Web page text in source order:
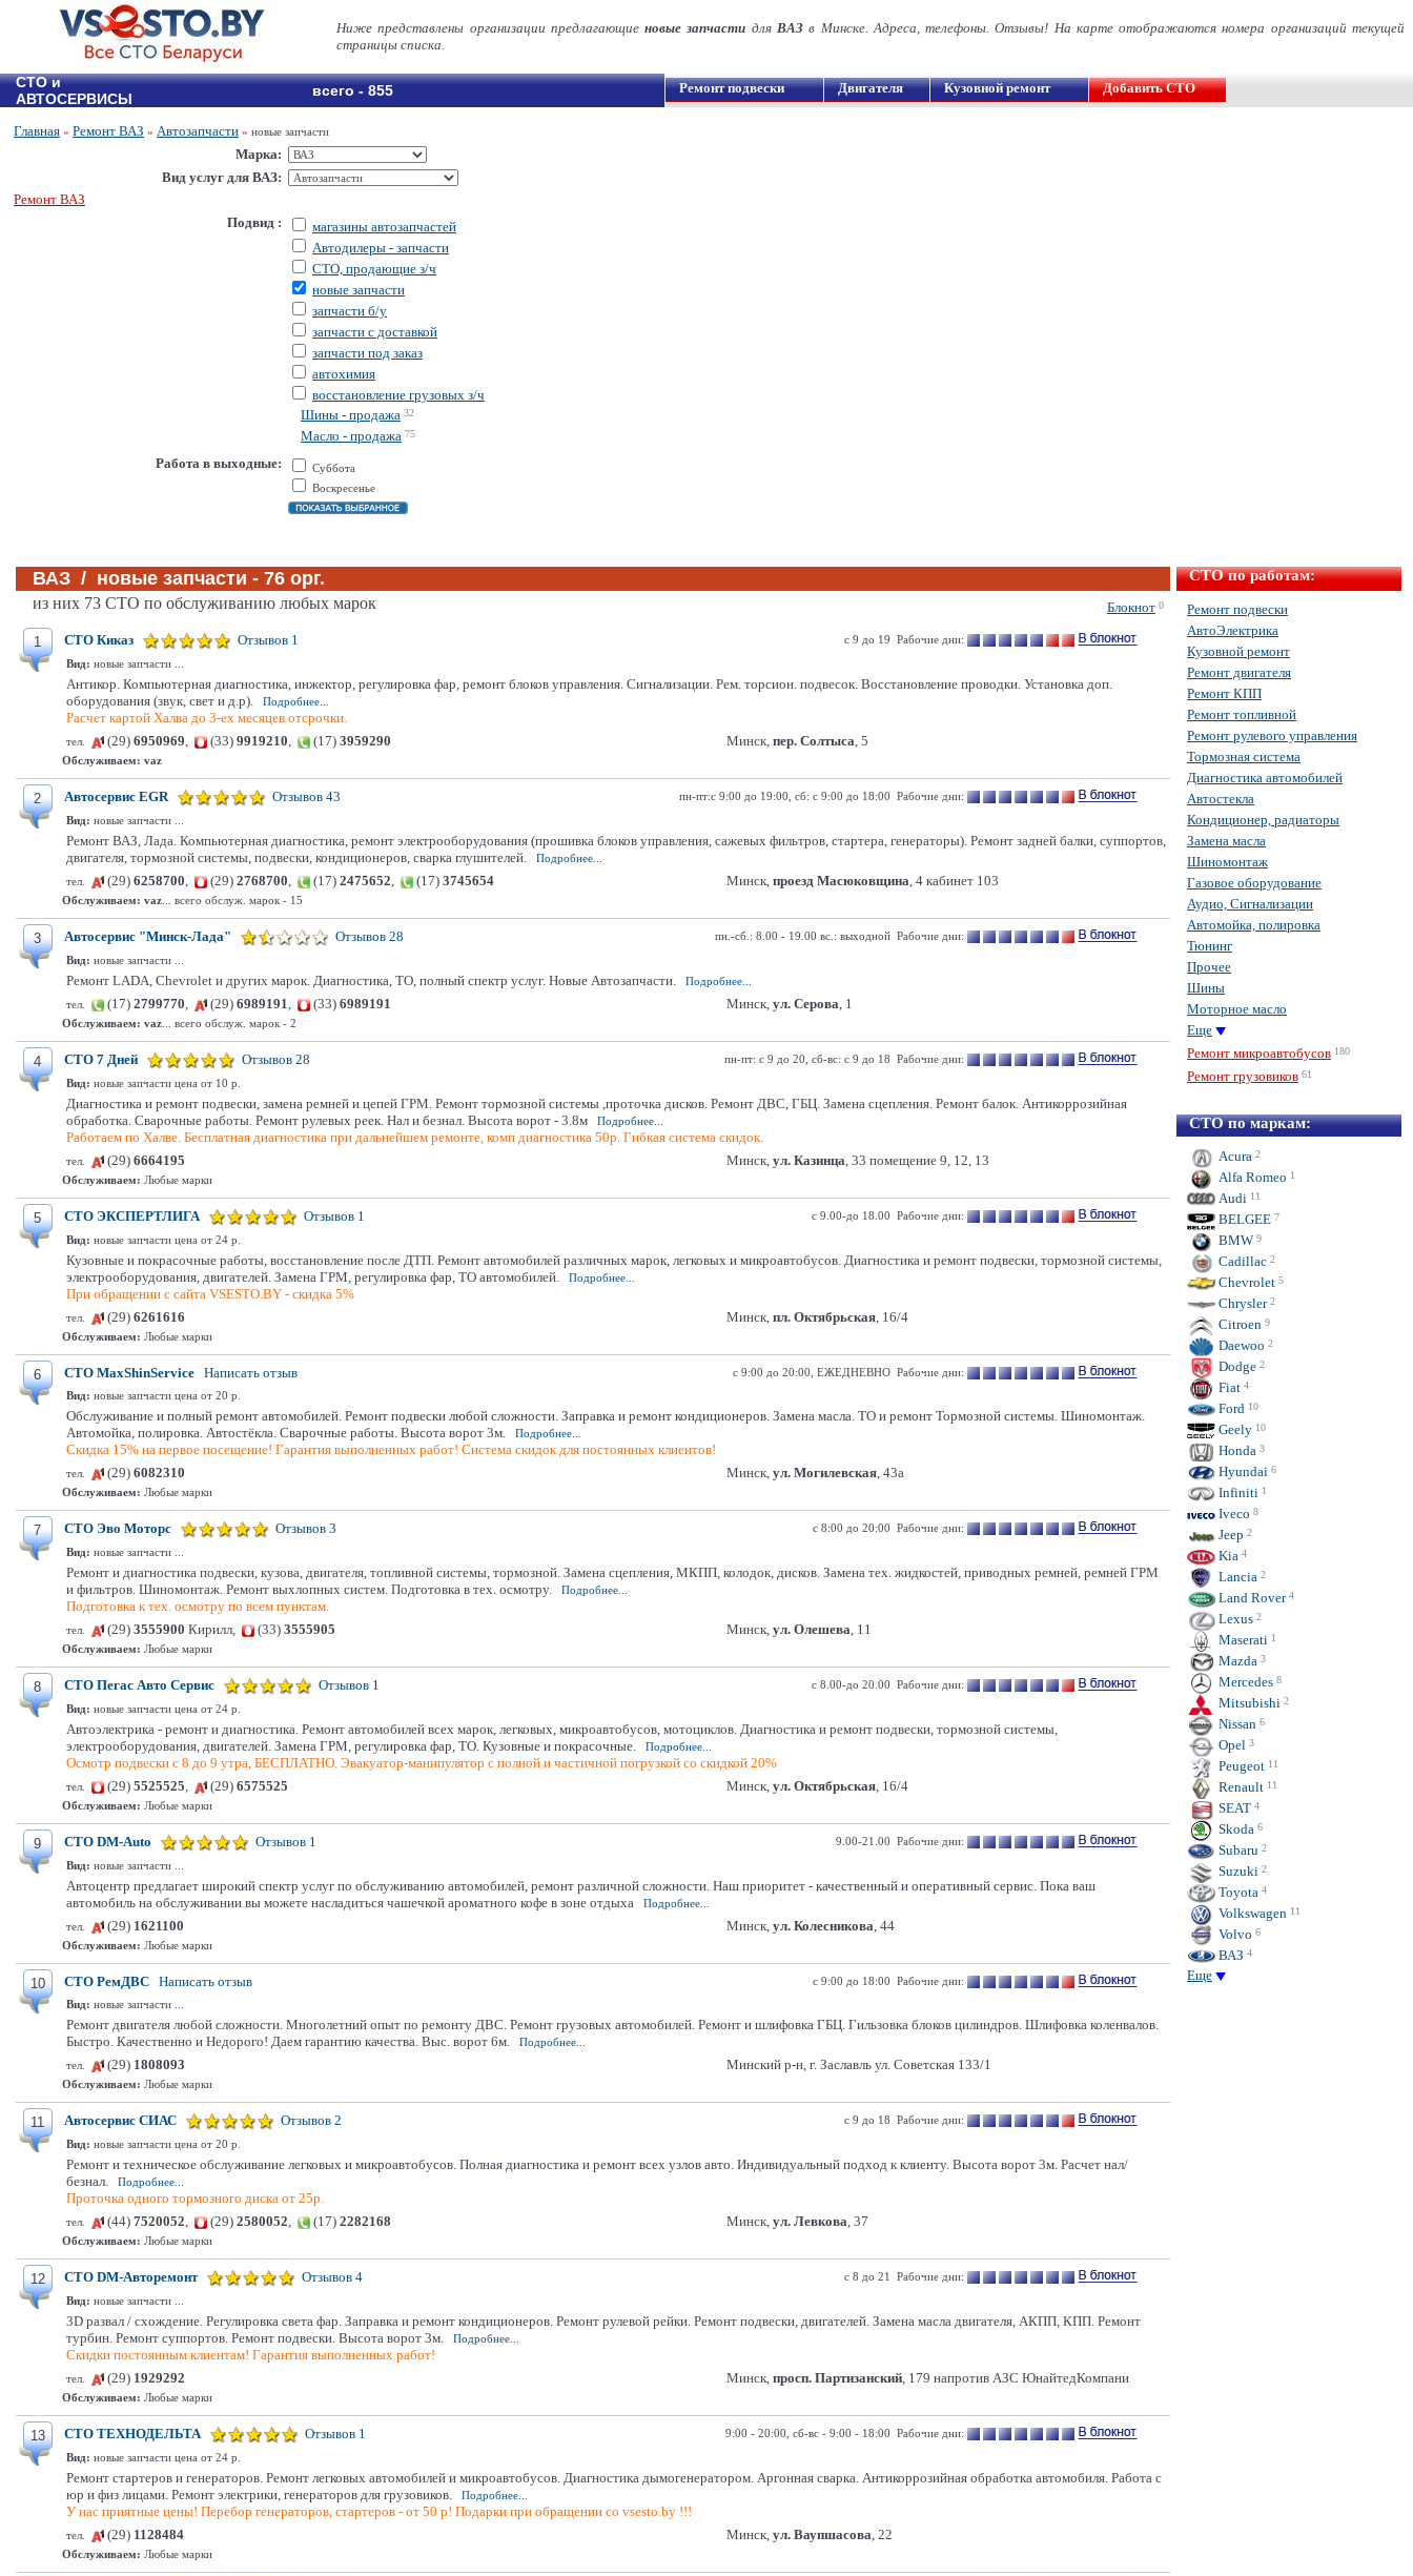
Ниже представлены организации предлагающиеновые запчасти для ВАЗв Минске. Адреса, телефоны. Отзывы! На карте отображаются номера организаций текущей
страницы списка.
СТО и
АВТОСЕРВИСЫ
всего - 855 Ремонт подвески Двигателя Кузовной ремонт Добавить СТО
Главная » Ремонт ВАЗ » Автозапчасти » новые запчасти
Марка:
Вид услуг для ВАЗ:
Ремонт ВАЗ
Подвид :
магазины автозапчастей
Автодилеры - запчасти
СТО, продающие з/ч
новые запчасти
запчасти б/у
запчасти с доставкой
запчасти под заказ
автохимия
восстановление грузовых з/ч
Шины - продажа 32
Масло - продажа 75
Работа в выходные:
Суббота
Воскресенье
ВАЗ / новые запчасти - 76 орг.
Блокнот 0
из них 73 СТО по обслуживанию любых марок
1 СТО Киказ Отзывов 1
с 9 до 19 Рабочие дни:
Вид: новые запчасти ...
Антикор. Компьютерная диагностика, инжектор, регулировка фар, ремонт блоков управления. Сигнализации. Рем. торсион. подвесок. Восстановление проводки. Установка доп.
оборудования (звук, свет и д.р).
Подробнее...
Расчет картой Халва до 3-ех месяцев отсрочки.
тел. (29) 6950969, (33) 9919210, (17) 3959290 Минск, пер. Солтыса, 5
Обслуживаем: vaz
2 Автосервис EGR Отзывов 43
пн-пт:c 9:00 до 19:00, сб: с 9:00 до 18:00 Рабочие дни:
Вид: новые запчасти ...
Ремонт ВАЗ, Лада. Компьютерная диагностика, ремонт электрооборудования (прошивка блоков управления, сажевых фильтров, стартера, генераторы). Ремонт задней балки, суппортов,
двигателя, тормозной системы, подвески, кондиционеров, сварка глушителей.
Подробнее...
тел.
(29) 6258700, (29) 2768700, (17) 2475652, (17) 3745654 Минск, проезд Масюковщина, 4 кабинет 103
Обслуживаем: vaz ... всего обслуж. марок - 15
3 Автосервис "Минск-Лада" Отзывов 28
пн.-сб.: 8.00 - 19.00 вс.: выходной Рабочие дни:
Вид: новые запчасти ...
Ремонт LADA, Chevrolet и других марок. Диагностика, ТО, полный спектр услуг. Новые Автозапчасти.
Подробнее...
тел.
(17) 2799770, (29) 6989191, (33) 6989191 Минск, ул. Серова, 1
Обслуживаем: vaz ... всего обслуж. марок - 2
4 СТО 7 Дней Отзывов 28
пн-пт: с 9 до 20, сб-вс: с 9 до 18 Рабочие дни:
Вид: новые запчасти цена от 10 р.
Диагностика и ремонт подвески, замена ремней и цепей ГРМ. Ремонт тормозной системы ,проточка дисков. Ремонт ДВС, ГБЦ. Замена сцепления. Ремонт балок. Антикоррозийная
обработка. Сварочные работы. Ремонт рулевых реек. Нал и безнал. Высота ворот - 3.8м
Подробнее...
Работаем по Халве. Бесплатная диагностика при дальнейшем ремонте, комп диагностика 50р. Гибкая система скидок.
тел. (29) 6664195 Минск, ул. Казинца, 33 помещение 9, 12, 13
Обслуживаем: Любые марки
5 СТО ЭКСПЕРТЛИГА Отзывов 1
с 9.00-до 18.00 Рабочие дни:
Вид: новые запчасти цена от 24 р.
Кузовные и покрасочные работы, восстановление после ДТП. Ремонт автомобилей различных марок, легковых и микроавтобусов. Диагностика и ремонт подвески, тормозной системы,
электрооборудования, двигателей. Замена ГРМ, регулировка фар, ТО автомобилей.
Подробнее...
При обращении с сайта VSESTO.BY - скидка 5%
тел. (29) 6261616 Минск, пл. Октябрьская, 16/4
Обслуживаем: Любые марки
6 СТО MaxShinService Написать отзыв
с 9:00 до 20:00, ЕЖЕДНЕВНО Рабочие дни:
Вид: новые запчасти цена от 20 р.
Обслуживание и полный ремонт автомобилей. Ремонт подвески любой сложности. Заправка и ремонт кондиционеров. Замена масла. ТО и ремонт Тормозной системы. Шиномонтаж.
Автомойка, полировка. Автостёкла. Сварочные работы. Высота ворот 3м.
Подробнее...
Скидка 15% на первое посещение! Гарантия выполненных работ! Система скидок для постоянных клиентов!
тел. (29) 6082310 Минск, ул. Могилевская, 43а
Обслуживаем: Любые марки
7 СТО Эво Моторс Отзывов 3
с 8:00 до 20:00 Рабочие дни:
Вид: новые запчасти ...
Ремонт и диагностика подвески, кузова, двигателя, топливной системы, тормозной. Замена сцепления, МКПП, колодок, дисков. Замена тех. жидкостей, приводных ремней, ремней ГРМ
и фильтров. Шиномонтаж. Ремонт выхлопных систем. Подготовка в тех. осмотру.
Подробнее...
Подготовка к тех. осмотру по всем пунктам.
тел. (29) 3555900 Кирилл, (33) 3555905 Минск, ул. Олешева, 11
Обслуживаем: Любые марки
8 СТО Пегас Авто Сервис Отзывов 1
с 8.00-до 20.00 Рабочие дни:
Вид: новые запчасти цена от 24 р.
Автоэлектрика - ремонт и диагностика. Ремонт автомобилей всех марок, легковых, микроавтобусов, мотоциклов. Диагностика и ремонт подвески, тормозной системы,
электрооборудования, двигателей. Замена ГРМ, регулировка фар, ТО. Кузовные и покрасочные.
Подробнее...
Осмотр подвески с 8 до 9 утра, БЕСПЛАТНО. Эвакуатор-манипулятор с полной и частичной погрузкой со скидкой 20%
тел. (29) 5525525, (29) 6575525 Минск, ул. Октябрьская, 16/4
Обслуживаем: Любые марки
9 СТО DM-Auto Отзывов 1
9.00-21.00 Рабочие дни:
Вид: новые запчасти ...
Автоцентр предлагает широкий спектр услуг по обслуживанию автомобилей, ремонт различной сложности. Наш приоритет - качественный и оперативный сервис. Пока ваш
автомобиль на обслуживании вы можете насладиться чашечкой ароматного кофе в зоне отдыха
Подробнее...
тел.
(29) 1621100 Минск, ул. Колесникова, 44
Обслуживаем: Любые марки
10 СТО РемДВС Написать отзыв
с 9:00 до 18:00 Рабочие дни:
Вид: новые запчасти ...
Ремонт двигателя любой сложности. Многолетний опыт по ремонту ДВС. Ремонт грузовых автомобилей. Ремонт и шлифовка ГБЦ. Гильзовка блоков цилиндров. Шлифовка коленвалов.
Быстро. Качественно и Недорого! Даем гарантию качества. Выс. ворот 6м.
Подробнее...
тел.
(29) 1808093 Минский р-н, г. Заславль ул. Советская 133/1
Обслуживаем: Любые марки
11 Автосервис СИАС Отзывов 2
с 9 до 18 Рабочие дни:
Вид: новые запчасти цена от 20 р.
Ремонт и техническое обслуживание легковых и микроавтобусов. Полная диагностика и ремонт всех узлов авто. Индивидуальный подход к клиенту. Высота ворот 3м. Расчет нал/
безнал.
Подробнее...
Проточка одного тормозного диска от 25р.
тел. (44) 7520052, (29) 2580052, (17) 2282168 Минск, ул. Левкова, 37
Обслуживаем: Любые марки
12 СТО DM-Авторемонт Отзывов 4
с 8 до 21 Рабочие дни:
Вид: новые запчасти ...
3D развал / схождение. Регулировка света фар. Заправка и ремонт кондиционеров. Ремонт рулевой рейки. Ремонт подвески, двигателей. Замена масла двигателя, АКПП, КПП. Ремонт
турбин. Ремонт суппортов. Ремонт подвески. Высота ворот 3м.
Подробнее...
Скидки постоянным клиентам! Гарантия выполненных работ!
тел. (29) 1929292 Минск, просп. Партизанский, 179 напротив АЗС ЮнайтедКомпани
Обслуживаем: Любые марки
13 СТО ТЕХНОДЕЛЬТА Отзывов 1
9:00 - 20:00, сб-вс - 9:00 - 18:00 Рабочие дни:
Вид: новые запчасти цена от 24 р.
Ремонт стартеров и генераторов. Ремонт легковых автомобилей и микроавтобусов. Диагностика дымогенератором. Аргонная сварка. Антикоррозийная обработка автомобиля. Работа с
юр и физ лицами. Ремонт электрики, генераторов для грузовиков.
Подробнее...
У нас приятные цены! Перебор генераторов, стартеров - от 50 р! Подарки при обращении со vsesto.by !!!
тел. (29) 1128484 Минск, ул. Ваупшасова, 22
Обслуживаем: Любые марки
СТО по работам:
Ремонт подвески
АвтоЭлектрика
Кузовной ремонт
Ремонт двигателя
Ремонт КПП
Ремонт топливной
Ремонт рулевого управления
Тормозная система
Диагностика автомобилей
Автостекла
Кондиционер, радиаторы
Замена масла
Шиномонтаж
Газовое оборудование
Аудио, Сигнализации
Автомойка, полировка
Тюнинг
Прочее
Шины
Моторное масло
Еще
Ремонт микроавтобусов 180
Ремонт грузовиков 61
СТО по маркам:
Acura 2
Alfa Romeo 1
Audi 11
BELGEE 7
BMW 9
Cadillac 2
Chevrolet 5
Chrysler 2
Citroen 9
Daewoo 2
Dodge 2
Fiat 4
Ford 10
Geely 10
Honda 3
Hyundai 6
Infiniti 1
Iveco 8
Jeep 2
Kia 4
Lancia 2
Land Rover 4
Lexus 2
Maserati 1
Mazda 3
Mercedes 8
Mitsubishi 2
Nissan 6
Opel 3
Peugeot 11
Renault 11
SEAT 4
Skoda 6
Subaru 2
Suzuki 2
Toyota 4
Volkswagen 11
Volvo 6
ВАЗ 4
Еще